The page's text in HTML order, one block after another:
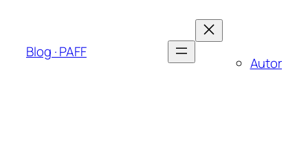
conținut
Blog · PAFF
Autor